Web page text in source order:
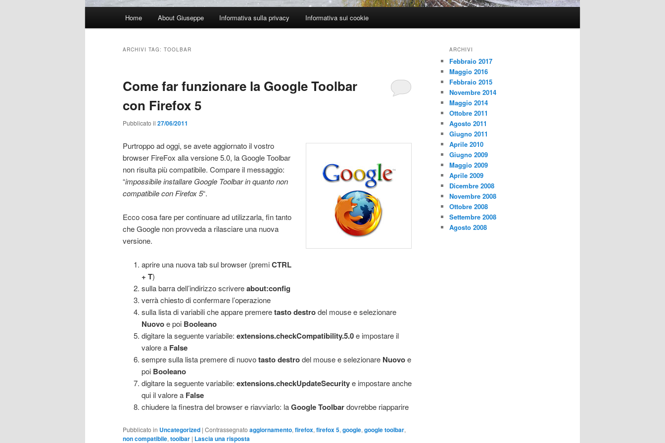
Home About Giuseppe Informativa sulla privacy Informativa sui cookie
ARCHIVI TAG: TOOLBAR
Come far funzionare la Google Toolbar
con Firefox 5
Pubblicato il 27/06/2011
Purtroppo ad oggi, se avete aggiornato il vostro
browser FireFox alla versione 5.0, la Google Toolbar
non risulta più compatibile. Compare il messaggio:
“impossibile installare Google Toolbar in quanto non
compatibile con Firefox 5“.
Ecco cosa fare per continuare ad utilizzarla, fin tanto
che Google non provveda a rilasciare una nuova
versione.
aprire una nuova tab sul browser (premiCTRL
+ T)
sulla barra dell’indirizzo scrivereabout:config
verrà chiesto di confermare l’operazione
sulla lista di variabili che appare premeretasto destrodel mouse e selezionare
Nuovoe poi Booleano
digitare la seguente variabile: extensions.checkCompatibility.5.0e impostare il
valore a False
sempre sulla lista premere di nuovotasto destrodel mouse e selezionare Nuovoe
poi Booleano
digitare la seguente variabile: extensions.checkUpdateSecuritye impostare anche
qui il valore a False
chiudere la finestra del browser e riavviarlo: laGoogle Toolbardovrebbe riapparire
Pubblicato in Uncategorized | Contrassegnato aggiornamento, firefox, firefox 5, google, google toolbar,
non compatibile, toolbar | Lascia una risposta
ARCHIVI
Febbraio 2017
Maggio 2016
Febbraio 2015
Novembre 2014
Maggio 2014
Ottobre 2011
Agosto 2011
Giugno 2011
Aprile 2010
Giugno 2009
Maggio 2009
Aprile 2009
Dicembre 2008
Novembre 2008
Ottobre 2008
Settembre 2008
Agosto 2008